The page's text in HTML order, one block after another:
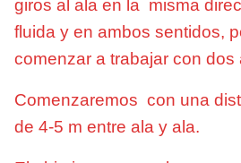
giros al ala en la misma
fluida y en ambos sentidos,
comenzar a trabajar con dos
Comenzaremos con una
de 4-5 m entre ala y ala.